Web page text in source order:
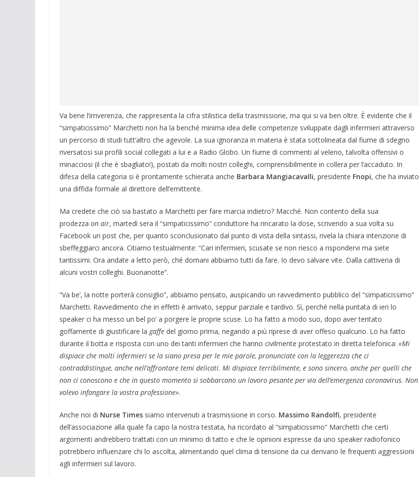
Va bene l’irriverenza, che rappresenta la cifra stilistica della trasmissione, ma qui si va ben oltre. È evidente che il
“simpaticissimo” Marchetti non ha la benché minima idea delle competenze sviluppate dagli infermieri attraverso
un percorso di studi tutt’altro che agevole. La sua ignoranza in materia è stata sottolineata dal fiume di sdegno
riversatosi sui profili social collegati a lui e a Radio Globo. Un fiume di commenti al veleno, talvolta offensivi o
minacciosi (il che è sbagliato!), postati da molti nostri colleghi, comprensibilmente in collera per l’accaduto. In
difesa della categoria si è prontamente schierata anche Barbara Mangiacavalli, presidente Fnopi, che ha inviato
una diffida formale al direttore dell’emittente.
Ma credete che ciò sia bastato a Marchetti per fare marcia indietro? Macché. Non contento della sua
prodezza on air, martedì sera il “simpaticissimo” conduttore ha rincarato la dose, scrivendo a sua volta su
Facebook un post che, per quanto sconclusionato dal punto di vista della sintassi, rivela la chiara intenzione di
sbeffeggiarci ancora. Citiamo testualmente: “Cari infermieri, scusate se non riesco a rispondervi ma siete
tantissimi. Ora andate a letto però, ché domani abbiamo tutti da fare. Io devo salvare vite. Dalla cattiveria di
alcuni vostri colleghi. Buonanotte”.
“Va be’, la notte porterà consiglio”, abbiamo pensato, auspicando un ravvedimento pubblico del “simpaticissimo”
Marchetti. Ravvedimento che in effetti è arrivato, seppur parziale e tardivo. Sì, perché nella puntata di ieri lo
speaker ci ha messo un bel po’ a porgere le proprie scuse. Lo ha fatto a modo suo, dopo aver tentato
goffamente di giustificare la gaffe del giorno prima, negando a più riprese di aver offeso qualcuno. Lo ha fatto
durante il botta e risposta con uno dei tanti infermieri che hanno civilmente protestato in diretta telefonica: «Mi
dispiace che molti infermieri se la siano presa per le mie parole, pronunciate con la leggerezza che ci
contraddistingue, anche nell’affrontare temi delicati. Mi dispiace terribilmente, e sono sincero, anche per quelli che
non ci conoscono e che in questo momento si sobbarcano un lavoro pesante per via dell’emergenza coronavirus. Non
volevo infangare la vostra professione».
Anche noi di Nurse Times siamo intervenuti a trasmissione in corso. Massimo Randolfi, presidente
dell’associazione alla quale fa capo la nostra testata, ha ricordato al “simpaticissimo” Marchetti che certi
argomenti andrebbero trattati con un minimo di tatto e che le opinioni espresse da uno speaker radiofonico
potrebbero influenzare chi lo ascolta, alimentando quel clima di tensione da cui derivano le frequenti aggressioni
agli infermieri sul lavoro.